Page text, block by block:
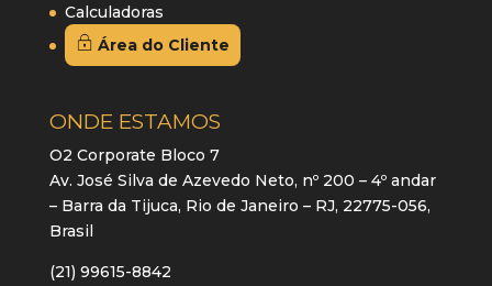
Calculadoras
Área do Cliente
ONDE ESTAMOS
O2 Corporate Bloco 7
Av. José Silva de Azevedo Neto, nº 200 – 4º andar
– Barra da Tijuca, Rio de Janeiro – RJ, 22775-056,
Brasil
(21) 99615-8842